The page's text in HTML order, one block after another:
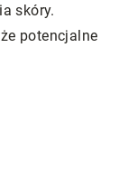
skóry.
potencjalne